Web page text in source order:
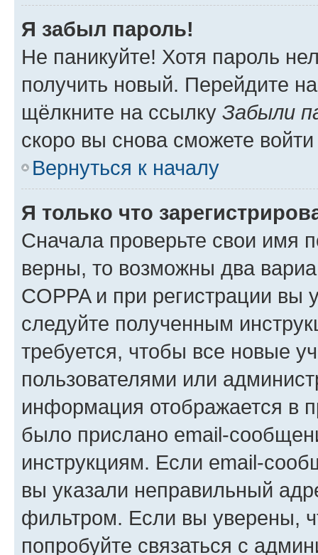
Я забыл пароль!
Не паникуйте! Хотя пароль
получить новый. Перейдите
щёлкните на ссылку Забыли
скоро вы снова сможете
Вернуться к началу
Я только что
Сначала проверьте свои имя
верны, то возможны два
COPPA и при регистрации вы
следуйте полученным
требуется, чтобы все новые
пользователями или
информация отображается в
было прислано email-
инструкциям. Если email-
вы указали неправильный
фильтром. Если вы уверены,
попробуйте связаться с